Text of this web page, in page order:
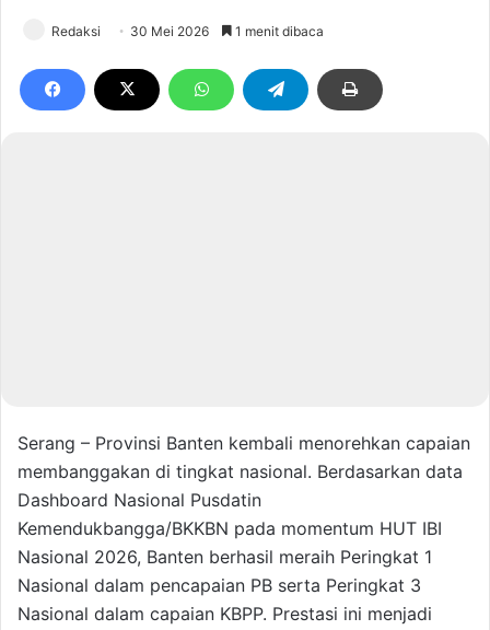
Redaksi 30 Mei 2026 1 menit dibaca
Serang – Provinsi Banten kembali menorehkan capaian
membanggakan di tingkat nasional. Berdasarkan data
Dashboard Nasional Pusdatin
Kemendukbangga/BKKBN pada momentum HUT IBI
Nasional 2026, Banten berhasil meraih Peringkat 1
Nasional dalam pencapaian PB serta Peringkat 3
Nasional dalam capaian KBPP. Prestasi ini menjadi